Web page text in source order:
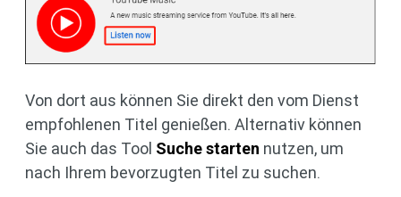
Von dort aus können Sie direkt den vom Dienst
empfohlenen Titel genießen. Alternativ können
Sie auch das Tool Suche starten nutzen, um
nach Ihrem bevorzugten Titel zu suchen.